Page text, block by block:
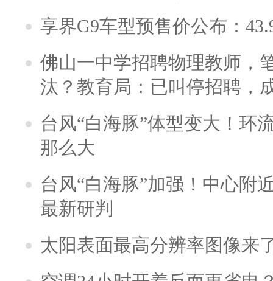
享界G9车型预售价公布：
佛山一中学招聘物理教师，
汰？教育局：已叫停招聘，
台风“白海豚”体型变大！环
那么大
台风“白海豚”加强！中心附
最新研判
太阳表面最高分辨率图像来